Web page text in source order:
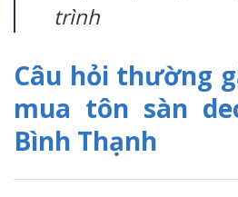
trình
Câu hỏi thường
mua tôn sàn
Bình Thạnh